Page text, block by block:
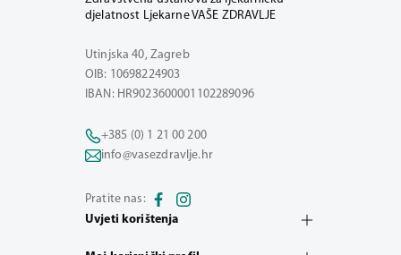
djelatnost Ljekarne VAŠE ZDRAVLJE
Utinjska 40, Zagreb
OIB: 10698224903
IBAN: HR9023600001102289096
+385 (0) 1 21 00 200
info@vasezdravlje.hr
Pratite nas:
Uvjeti korištenja